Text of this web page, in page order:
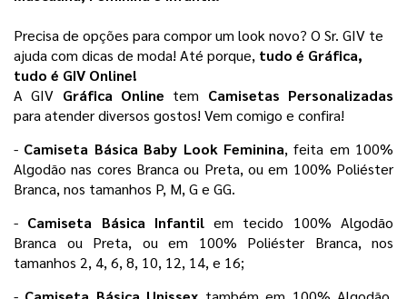
Precisa de opções para compor um look novo? O Sr. GIV te
ajuda com dicas de moda! Até porque, tudo é Gráfica,
tudo é GIV Online!
A GIV Gráfica Online tem Camisetas Personalizadas
para atender diversos gostos! Vem comigo e confira!
- Camiseta Básica Baby Look Feminina, feita em 100%
Algodão nas cores Branca ou Preta, ou em 100% Poliéster
Branca, nos tamanhos P, M, G e GG.
- Camiseta Básica Infantil em tecido 100% Algodão
Branca ou Preta, ou em 100% Poliéster Branca, nos
tamanhos 2, 4, 6, 8, 10, 12, 14, e 16;